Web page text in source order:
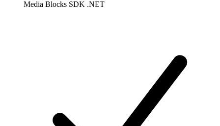
Media Blocks SDK .NET